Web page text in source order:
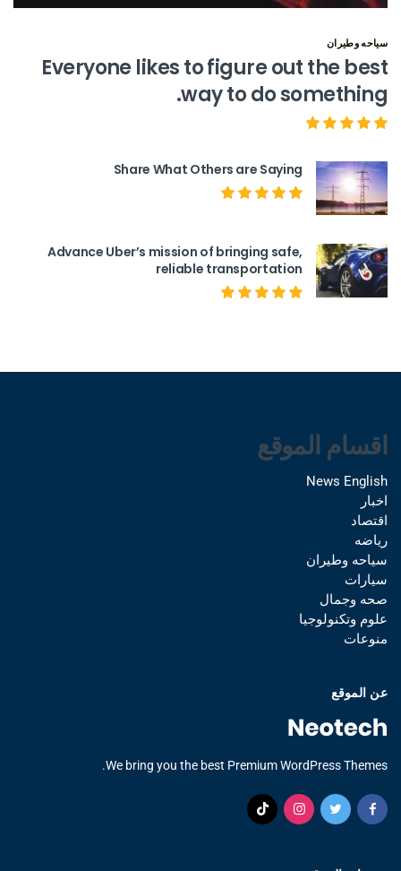
سياحه وطيران
Everyone likes to figure out the best
way to do something.
Share What Others are Saying
Advance Uber’s mission of bringing safe,
reliable transportation
اقسام الموقع
News English
اخبار
اقتصاد
رياضه
سياحه وطيران
سيارات
صحه وجمال
علوم وتكنولوجيا
منوعات
عن الموقع
We bring you the best Premium WordPress Themes.